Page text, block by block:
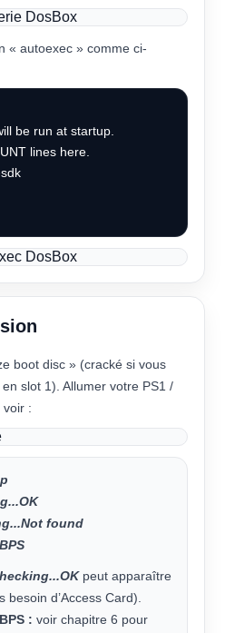
« autoexec » comme ci-
be run at startup.
lines here.
boot disc » (cracké si vous
en slot 1). Allumer votre PS1 /
voir :
found
peut apparaître
d’Access Card).
: voir chapitre 6 pour